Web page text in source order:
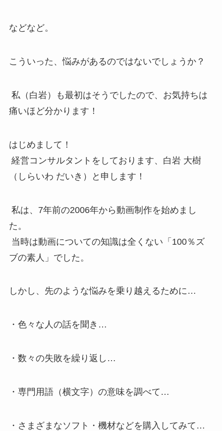
などなど。
こういった、悩みがあるのではないでしょうか？
私（白岩）も最初はそうでしたので、お気持ちは
痛いほど分かります！
はじめまして！
経営コンサルタントをしております、白岩 大樹
（しらいわ だいき）と申します！
私は、7年前の2006年から動画制作を始めまし
た。
当時は動画についての知識は全くない「100％ズ
ブの素人」でした。
しかし、先のような悩みを乗り越えるために…
・色々な人の話を聞き…
・数々の失敗を繰り返し…
・専門用語（横文字）の意味を調べて…
・さまざまなソフト・機材などを購入してみて…